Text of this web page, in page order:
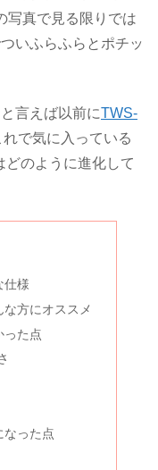
真で見る限りでは
いふらふらとポチッ
言えば以前にTWS-
で気に入っている
のように進化して
仕様
方にオススメ
った点
なった点